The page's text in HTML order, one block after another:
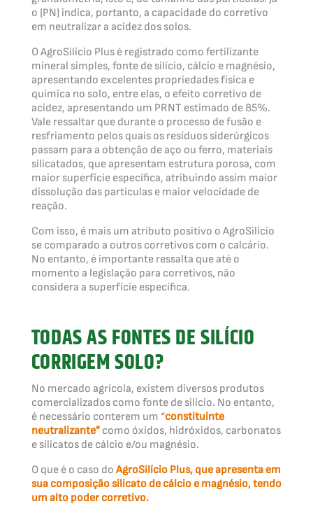
o (PN) indica, portanto, a capacidade do corretivo
em neutralizar a acidez dos solos.
O AgroSilício Plus é registrado como fertilizante
mineral simples, fonte de silício, cálcio e magnésio,
apresentando excelentes propriedades física e
química no solo, entre elas, o efeito corretivo de
acidez, apresentando um PRNT estimado de 85%.
Vale ressaltar que durante o processo de fusão e
resfriamento pelos quais os resíduos siderúrgicos
passam para a obtenção de aço ou ferro, materiais
silicatados, que apresentam estrutura porosa, com
maior superfície específica, atribuindo assim maior
dissolução das partículas e maior velocidade de
reação.
Com isso, é mais um atributo positivo o AgroSilício
se comparado a outros corretivos com o calcário.
No entanto, é importante ressalta que até o
momento a legislação para corretivos, não
considera a superfície específica.
TODAS AS FONTES DE SILÍCIO
CORRIGEM SOLO?
No mercado agrícola, existem diversos produtos
comercializados como fonte de silício. No entanto,
é necessário conterem um “constituinte
neutralizante”como óxidos, hidróxidos, carbonatos
e silicatos de cálcio e/ou magnésio.
O que é o caso do AgroSilício Plus, que apresenta em
sua composição silicato de cálcio e magnésio, tendo
um alto poder corretivo.